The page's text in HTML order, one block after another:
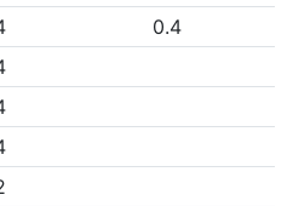
0.4